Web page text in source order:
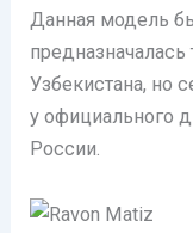
Данная модель
Узбекистана, но
у официального
России.